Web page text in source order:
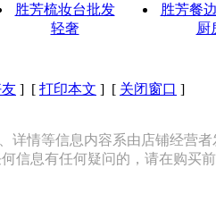
胜芳梳妆台批发
轻奢
胜芳餐
厨
] [ 打印本文 ] [ 关闭窗口 ]
情等信息内容系由店铺经营
信息有任何疑问的，请在购买